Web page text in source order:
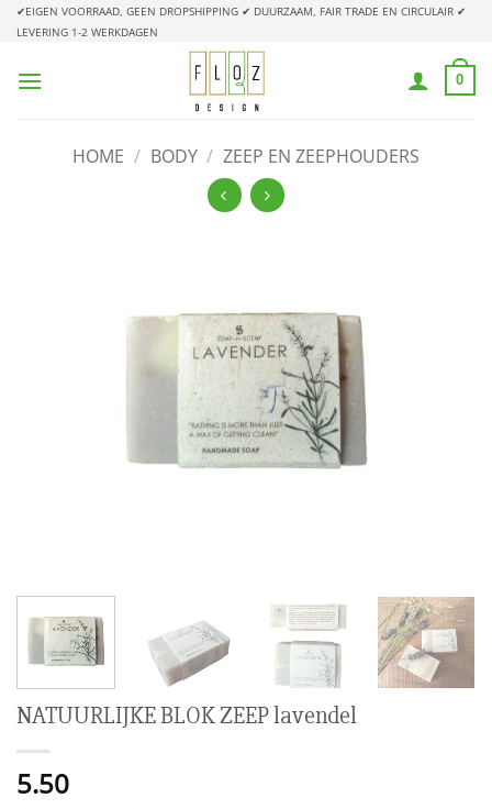
Ga
naar
✔EIGEN VOORRAAD, GEEN DROPSHIPPING ✔ DUURZAAM, FAIR TRADE EN CIRCULAIR ✔
LEVERING 1-2 WERKDAGEN
0
HOME / BODY / ZEEP EN ZEEPHOUDERS
NATUURLIJKE BLOK ZEEP lavendel
5.50